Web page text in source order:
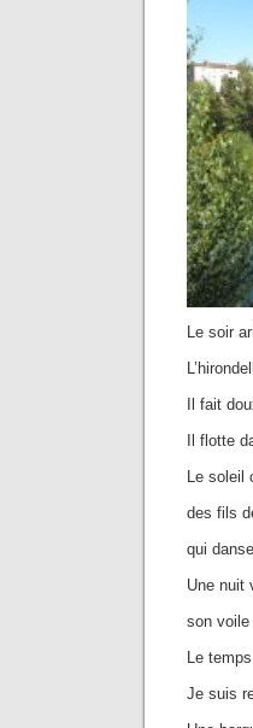
Le soir
Il fait
Il flotte
Le
des fils
qui
Une nuit
son voile
Le
Je suis